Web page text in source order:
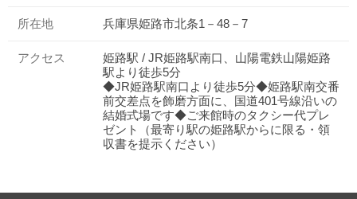
所在地 兵庫県姫路市北条1－48－7
アクセス
姫路駅 / JR姫路駅南口、山陽電鉄山陽姫路
駅より徒歩5分
◆JR姫路駅南口より徒歩5分◆姫路駅南交番
前交差点を飾磨方面に、国道401号線沿いの
結婚式場です◆ご来館時のタクシー代プレ
ゼント（最寄り駅の姫路駅からに限る・領
収書を提示ください）